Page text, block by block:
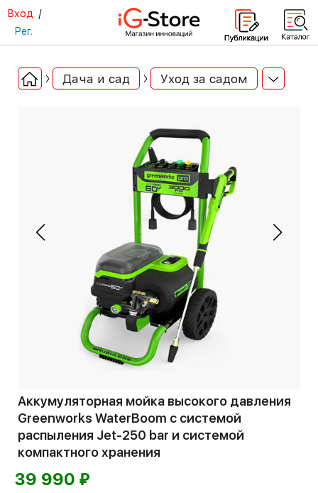
Вход /
Рег.
Дача и сад Уход за садом
Аккумуляторная мойка высокого давления
Greenworks WaterBoom с системой
распыления Jet-250 bar и системой
компактного хранения
39 990 ⃏